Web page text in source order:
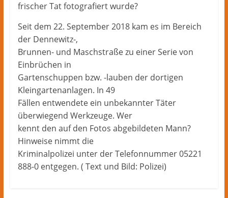
Nachrichten
und
mehr
aus
Herford
im
Kreis
Herford
frischer Tat fotografiert wurde?
Seit dem 22. September 2018 kam es im Bereich
der Dennewitz-,
Brunnen- und Maschstraße zu einer Serie von
Einbrüchen in
Gartenschuppen bzw. -lauben der dortigen
Kleingartenanlagen. In 49
Fällen entwendete ein unbekannter Täter
überwiegend Werkzeuge. Wer
kennt den auf den Fotos abgebildeten Mann?
Hinweise nimmt die
Kriminalpolizei unter der Telefonnummer 05221
888-0 entgegen. ( Text und Bild: Polizei)